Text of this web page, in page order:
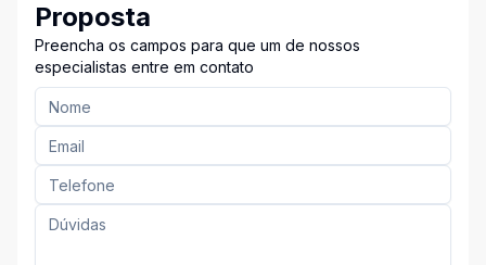
Proposta
Preencha os campos para que um de nossos
especialistas entre em contato